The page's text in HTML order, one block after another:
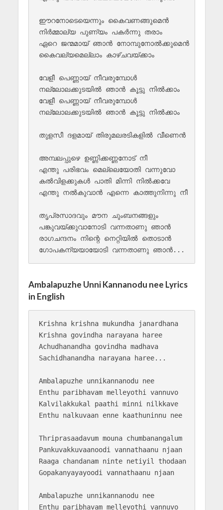
ഈറനോടെയെന്നും കൈവണങ്ങുമെൻ
നിർമ്മാല്യ പുണ്യം പകർന്നു തരാം
ഏറെ ജന്മമായ് ഞാൻ നോമ്പുനോൽക്കുമെൻ
കൈവല്യമെല്ലാം കാഴ്ചവയ്ക്കാം
വേളീ പെണ്ണായ് നീവരുമ്പോൾ
നല്ലോലക്കുടയിൽ ഞാൻ കൂട്ടു നിൽക്കാം
വേളീ പെണ്ണായ് നീവരുമ്പോൾ
നല്ലോലക്കുടയിൽ ഞാൻ കൂട്ടു നിൽക്കാം
തുളസീ ദളമായ് തിരുമലരടികളിൽ വീണെൻ
അമ്പലപ്പുഴെ ഉണ്ണിക്കണ്ണനോട് നീ
എന്തു പരിഭവം മെല്ലെയോതി വന്നുവോ
കൽ‌വിളക്കുകൾ പാതി മിന്നി നിൽ‌ക്കവേ
എന്തു നൽകുവാൻ എന്നെ കാത്തുനിന്നു നീ
തൃപ്രസാദവും മൗന ചുംബനങ്ങളും
പങ്കുവയ്ക്കുവാനോടി വന്നതാണു ഞാൻ
രാഗചന്ദനം നിന്റെ നെറ്റിയിൽ തൊടാൻ
Ambalapuzhe Unni Kannanodu nee Lyrics
in English
Krishna krishna mukundha janardhana
Krishna govindha narayana haree
Achudhanandha govindha madhava
Sachidhanandha narayana haree...
Ambalapuzhe unnikannanodu nee
Enthu paribhavam melleyothi vannuvo
Kalvilakkukal paathi minni nilkkave
Enthu nalkuvaan enne kaathuninnu nee
Thriprasaadavum mouna chumbanangalum
Pankuvakkuvaanoodi vannathaanu njaan
Raaga chandanam ninte netiyil thodaan
Gopakanyayayoodi vannathaanu njaan
Ambalapuzhe unnikannanodu nee
Enthu paribhavam melleyothi vannuvo